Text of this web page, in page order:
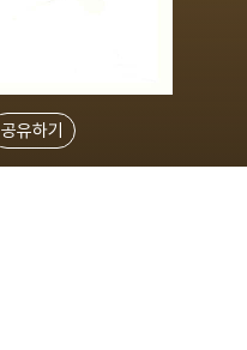
공유하기